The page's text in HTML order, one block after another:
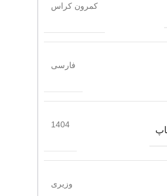
کمرون کراس
فارسی
1404
وزیری